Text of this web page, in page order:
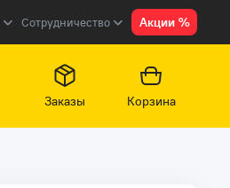
Сотрудничество Акции %
Заказы Корзина